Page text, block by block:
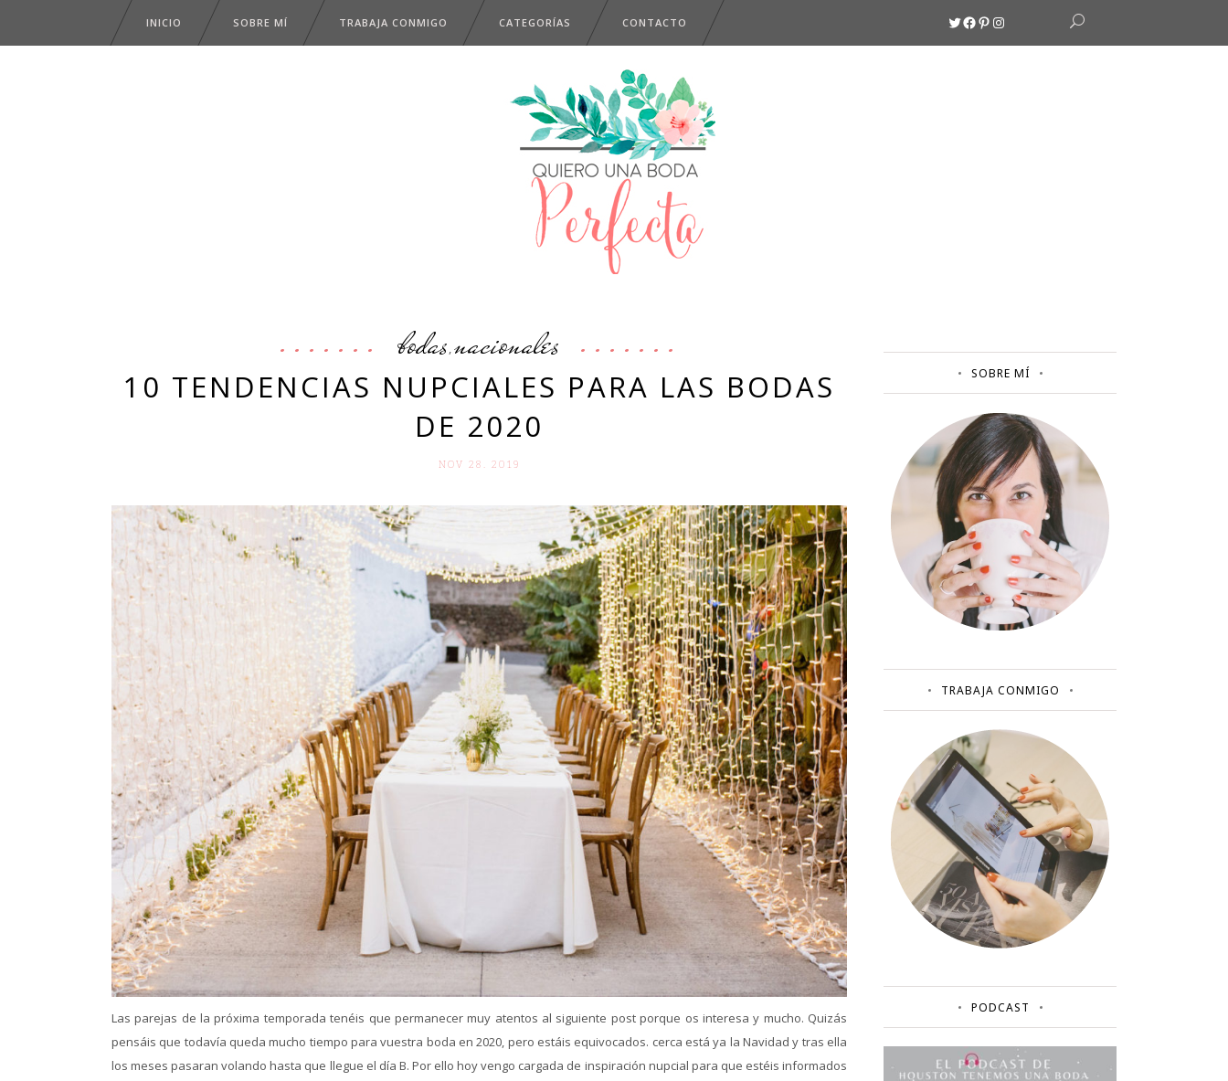
INICIO SOBRE MÍ TRABAJA CONMIGO CATEGORÍAS CONTACTO Twitter
Facebook
Pinterest
Instagram
bodas,nacionales
10 TENDENCIAS NUPCIALES PARA LAS BODAS
DE 2020
NOV 28. 2019
Las parejas de la próxima temporada tenéis que permanecer muy atentos al siguiente post porque os interesa y mucho. Quizás
pensáis que todavía queda mucho tiempo para vuestra boda en 2020, pero estáis equivocados. cerca está ya la Navidad y tras ella
los meses pasaran volando hasta que llegue el día B. Por ello hoy vengo cargada de inspiración nupcial para que estéis informados
SOBRE MÍ
TRABAJA CONMIGO
PODCAST